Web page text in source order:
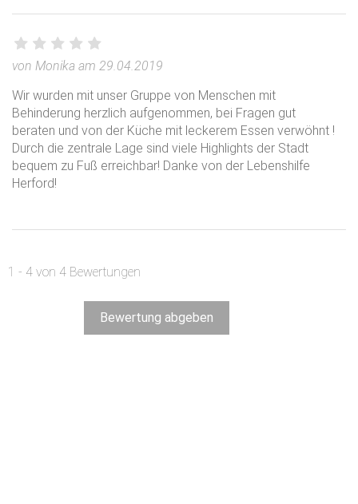
von Monika am 29.04.2019
Wir wurden mit unser Gruppe von Menschen mit
Behinderung herzlich aufgenommen, bei Fragen gut
beraten und von der Küche mit leckerem Essen verwöhnt !
Durch die zentrale Lage sind viele Highlights der Stadt
bequem zu Fuß erreichbar! Danke von der Lebenshilfe
Herford!
1 - 4 von 4 Bewertungen
Bewertung abgeben